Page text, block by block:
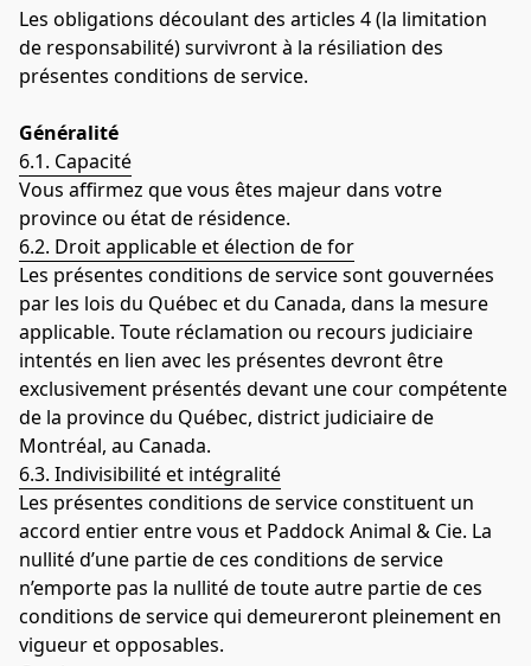
Les obligations découlant des articles 4 (la limitation
de responsabilité) survivront à la résiliation des
présentes conditions de service.
Généralité
6.1. Capacité
Vous affirmez que vous êtes majeur dans votre
province ou état de résidence.
6.2. Droit applicable et élection de for
Les présentes conditions de service sont gouvernées
par les lois du Québec et du Canada, dans la mesure
applicable. Toute réclamation ou recours judiciaire
intentés en lien avec les présentes devront être
exclusivement présentés devant une cour compétente
de la province du Québec, district judiciaire de
Montréal, au Canada.
6.3. Indivisibilité et intégralité
Les présentes conditions de service constituent un
accord entier entre vous et Paddock Animal & Cie. La
nullité d’une partie de ces conditions de service
n’emporte pas la nullité de toute autre partie de ces
conditions de service qui demeureront pleinement en
vigueur et opposables.